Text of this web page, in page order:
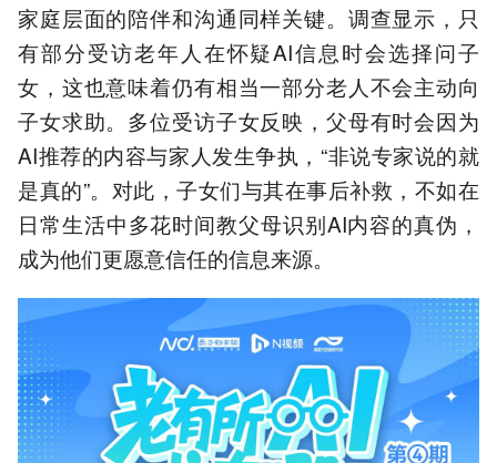
家庭层面的陪伴和沟通同样关键。调查显示，只
有部分受访老年人在怀疑AI信息时会选择问子
女，这也意味着仍有相当一部分老人不会主动向
子女求助。多位受访子女反映，父母有时会因为
AI推荐的内容与家人发生争执，“非说专家说的就
是真的”。对此，子女们与其在事后补救，不如在
日常生活中多花时间教父母识别AI内容的真伪，
成为他们更愿意信任的信息来源。